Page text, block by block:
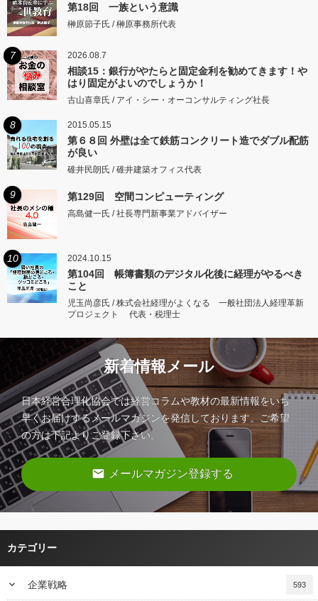
第18回 一族という意識
榊原節子氏 / 榊原事務所代表
7 2026.08.7
相談15：銀行がやたらと固定金利を勧めてきます！や
はり固定がよいのでしょうか！
古山喜章氏 / アイ・シー・オーコンサルティング社長
8 2015.05.15
第６８回 外壁は全て鉄筋コンクリート造でダブル配筋
が良い
碓井民朗氏 / 碓井建築オフィス代表
9 第129回 空間コンピューティング
高島健一氏 / 社長専門新事業アドバイザー
10 2024.10.15
第104回 帳簿書類のデジタル化後に経理がやるべき
こと
児玉尚彦氏 / 株式会社経理がよくなる 一般社団法人経理革新
プロジェクト 代表・税理士
新着情報メール
日本経営合理化協会では経営コラムや教材の最新情報をいち
早くお届けするメールマガジンを発信しております。ご希望
の方は下記よりご登録下さい。
email メールマガジン登録する
カテゴリー
keyboard_arrow_down 企業戦略 593